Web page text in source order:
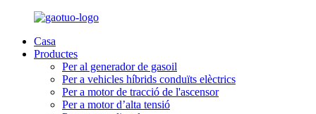
Casa
Productes
Per al generador de gasoil
Per a vehicles híbrids conduïts elèctrics
Per a motor de tracció de l'ascensor
Per a motor d’alta tensió